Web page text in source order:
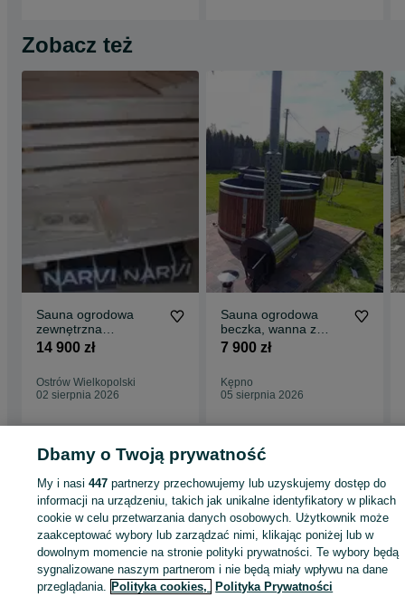
Zobacz też
Sauna ogrodowa
zewnętrzna
kompletna gotowa do
14 900 zł
Ostrów Wielkopolski
02 sierpnia 2026
Sauna ogrodowa
beczka, wanna z
hydromasażem jakuzi
7 900 zł
Kępno
05 sierpnia 2026
Strona główna Dom i Ogród Ogród Architektura ogrodowa
Jarocin
KATEGORIA
ID:660091377 Wyświetlenia:
Dbamy o Twoją prywatność
My i nasi447 partnerzy przechowujemy lub uzyskujemy dostęp do
informacji na urządzeniu, takich jak unikalne identyfikatory w plikach
cookie w celu przetwarzania danych osobowych. Użytkownik może
zaakceptować wybory lub zarządzać nimi, klikając poniżej lub w
dowolnym momencie na stronie polityki prywatności. Te wybory będą
sygnalizowane naszym partnerom i nie będą miały wpływu na dane
przeglądania. Polityka cookies, Polityka Prywatności